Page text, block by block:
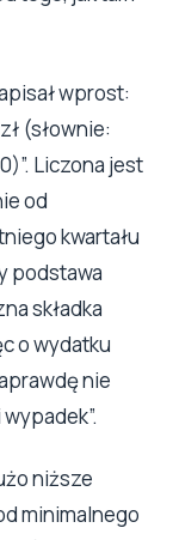
wprost:
(słownie:
Liczona jest
od
kwartału
podstawa
składka
o wydatku
nie
niższe
minimalnego